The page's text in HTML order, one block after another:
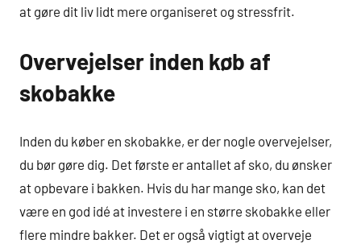
at gøre dit liv lidt mere organiseret og stressfrit.
Overvejelser inden køb af
skobakke
Inden du køber en skobakke, er der nogle overvejelser,
du bør gøre dig. Det første er antallet af sko, du ønsker
at opbevare i bakken. Hvis du har mange sko, kan det
være en god idé at investere i en større skobakke eller
flere mindre bakker. Det er også vigtigt at overveje